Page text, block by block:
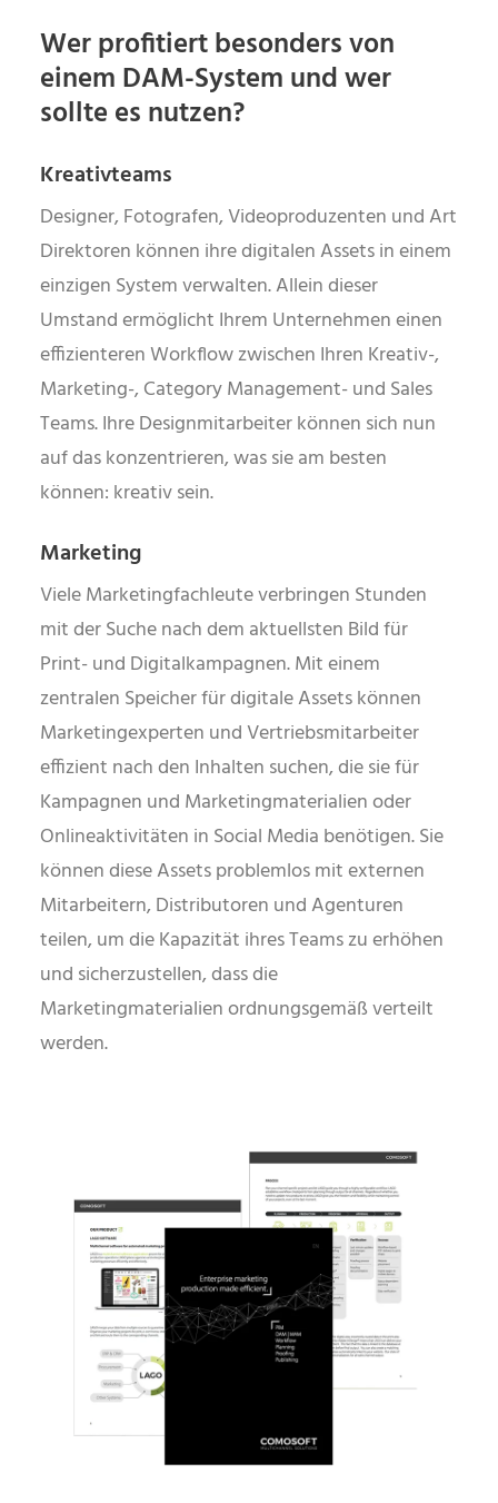
Wer profitiert besonders von
einem DAM-System und wer
sollte es nutzen?
Kreativteams
Designer, Fotografen, Videoproduzenten und Art
Direktoren können ihre digitalen Assets in einem
einzigen System verwalten. Allein dieser
Umstand ermöglicht Ihrem Unternehmen einen
effizienteren Workflow zwischen Ihren Kreativ-,
Marketing-, Category Management- und Sales
Teams. Ihre Designmitarbeiter können sich nun
auf das konzentrieren, was sie am besten
können: kreativ sein.
Marketing
Viele Marketingfachleute verbringen Stunden
mit der Suche nach dem aktuellsten Bild für
Print- und Digitalkampagnen. Mit einem
zentralen Speicher für digitale Assets können
Marketingexperten und Vertriebsmitarbeiter
effizient nach den Inhalten suchen, die sie für
Kampagnen und Marketingmaterialien oder
Onlineaktivitäten in Social Media benötigen. Sie
können diese Assets problemlos mit externen
Mitarbeitern, Distributoren und Agenturen
teilen, um die Kapazität ihres Teams zu erhöhen
und sicherzustellen, dass die
Marketingmaterialien ordnungsgemäß verteilt
werden.